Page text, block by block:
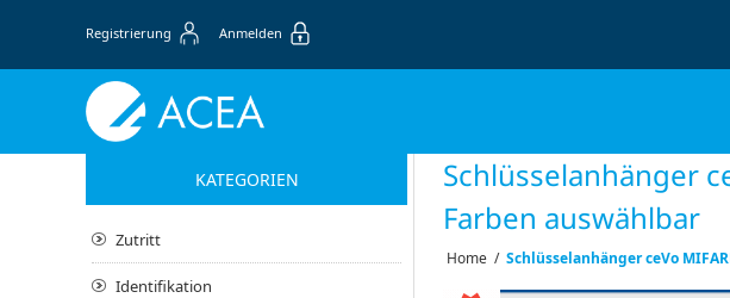
Registrierung Anmelden
Schlüsselanhänger
Farben auswählbar
Home / Schlüsselanhänger ceVo
KATEGORIEN
Zutritt
Identifikation